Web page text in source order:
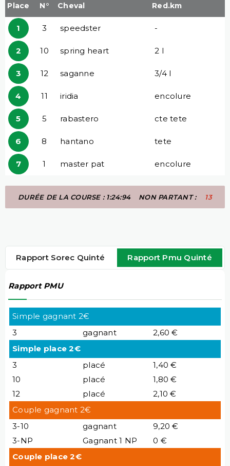
Place N° Cheval Red.km
1 3 speedster -
2 10 spring heart 2 l
3 12 saganne 3/4 l
4 11 iridia encolure
5 5 rabastero cte tete
6 8 hantano tete
7 1 master pat encolure
DURÉE DE LA COURSE : 1:24:94 NON PARTANT : 13
Rapport Sorec Quinté Rapport Pmu Quinté
Rapport PMU
Simple gagnant 2€
3
gagnant
2,60 €
Simple place 2€
3
placé
1,40 €
10
placé
1,80 €
12
placé
2,10 €
Couple gagnant 2€
3-10
gagnant
9,20 €
3-NP
Gagnant 1 NP
0 €
Couple place 2€